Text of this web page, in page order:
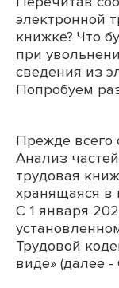
электронной
книжке? Что
при
сведения из
Попробуем
Прежде всего
Анализ
трудовая
хранящаяся в
С 1 января
Трудовой
виде» (далее